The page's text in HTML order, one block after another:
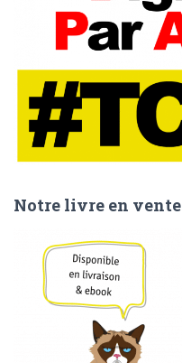
Notre livre en vente